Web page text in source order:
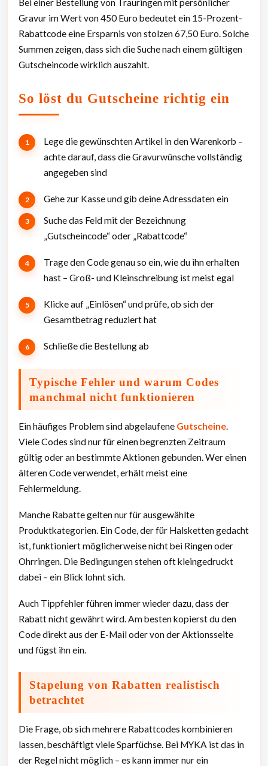
Bei einer Bestellung von Trauringen mit persönlicher
Gravur im Wert von 450 Euro bedeutet ein 15-Prozent-
Rabattcode eine Ersparnis von stolzen 67,50 Euro. Solche
Summen zeigen, dass sich die Suche nach einem gültigen
Gutscheincode wirklich auszahlt.
So löst du Gutscheine richtig ein
Lege die gewünschten Artikel in den Warenkorb –
achte darauf, dass die Gravurwünsche vollständig
angegeben sind
Gehe zur Kasse und gib deine Adressdaten ein
Suche das Feld mit der Bezeichnung
„Gutscheincode“ oder „Rabattcode“
Trage den Code genau so ein, wie du ihn erhalten
hast – Groß- und Kleinschreibung ist meist egal
Klicke auf „Einlösen“ und prüfe, ob sich der
Gesamtbetrag reduziert hat
Schließe die Bestellung ab
Typische Fehler und warum Codes
manchmal nicht funktionieren
Ein häufiges Problem sind abgelaufene Gutscheine.
Viele Codes sind nur für einen begrenzten Zeitraum
gültig oder an bestimmte Aktionen gebunden. Wer einen
älteren Code verwendet, erhält meist eine
Fehlermeldung.
Manche Rabatte gelten nur für ausgewählte
Produktkategorien. Ein Code, der für Halsketten gedacht
ist, funktioniert möglicherweise nicht bei Ringen oder
Ohrringen. Die Bedingungen stehen oft kleingedruckt
dabei – ein Blick lohnt sich.
Auch Tippfehler führen immer wieder dazu, dass der
Rabatt nicht gewährt wird. Am besten kopierst du den
Code direkt aus der E-Mail oder von der Aktionsseite
und fügst ihn ein.
Stapelung von Rabatten realistisch
betrachtet
Die Frage, ob sich mehrere Rabattcodes kombinieren
lassen, beschäftigt viele Sparfüchse. Bei MYKA ist das in
der Regel nicht möglich – es kann immer nur ein